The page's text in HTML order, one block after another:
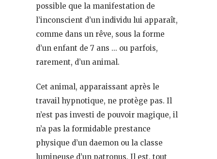
possible que la manifestation de
l’inconscient d’un individu lui apparaît,
comme dans un rêve, sous la forme
d’un enfant de 7 ans … ou parfois,
rarement, d’un animal.
Cet animal, apparaissant après le
travail hypnotique, ne protège pas. Il
n’est pas investi de pouvoir magique, il
n’a pas la formidable prestance
physique d’un daemon ou la classe
lumineuse d’un patronus. Il est, tout